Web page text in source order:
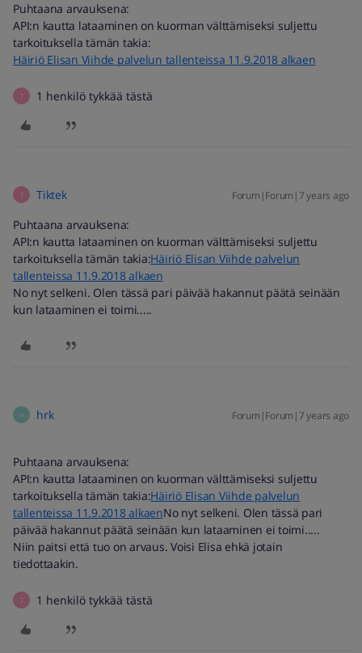
Puhtaana arvauksena:
API:n kautta lataaminen on kuorman välttämiseksi suljettu
tarkoituksella tämän takia:
Häiriö Elisan Viihde palvelun tallenteissa 11.9.2018 alkaen
T 1 henkilö tykkää tästä
T Tiktek Forum|Forum|7 years ago
Puhtaana arvauksena:
API:n kautta lataaminen on kuorman välttämiseksi suljettu
tarkoituksella tämän takia:Häiriö Elisan Viihde palvelun
tallenteissa 11.9.2018 alkaen
No nyt selkeni. Olen tässä pari päivää hakannut päätä seinään
kun lataaminen ei toimi.....
H hrk Forum|Forum|7 years ago
Puhtaana arvauksena:
API:n kautta lataaminen on kuorman välttämiseksi suljettu
tarkoituksella tämän takia:Häiriö Elisan Viihde palvelun
tallenteissa 11.9.2018 alkaenNo nyt selkeni. Olen tässä pari
päivää hakannut päätä seinään kun lataaminen ei toimi.....
Niin paitsi että tuo on arvaus. Voisi Elisa ehkä jotain
tiedottaakin.
T 1 henkilö tykkää tästä